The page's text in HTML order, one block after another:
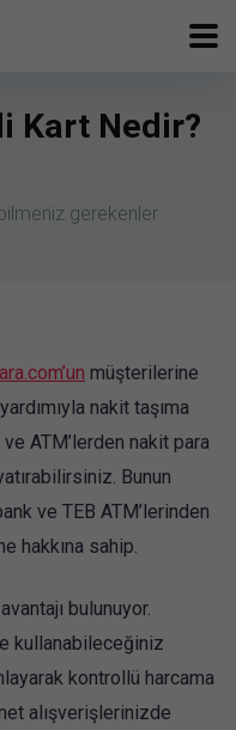
Kart Nedir?
gerekenler
müşterilerine
nakit taşıma
ATM’lerden nakit para
Bunun
ve TEB ATM’lerinden
hakkına sahip.
bulunuyor.
kullanabileceğiniz
kontrollü harcama
alışverişlerinizde